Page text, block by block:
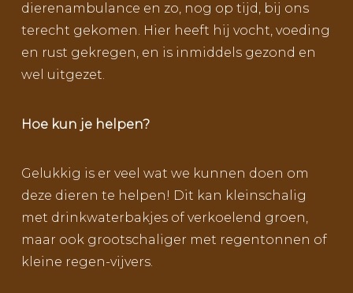
dierenambulance en zo, nog op tijd, bij ons
terecht gekomen. Hier heeft hij vocht, voeding
en rust gekregen, en is inmiddels gezond en
wel uitgezet.
Hoe kun je helpen?
Gelukkig is er veel wat we kunnen doen om
deze dieren te helpen! Dit kan kleinschalig
met drinkwaterbakjes of verkoelend groen,
maar ook grootschaliger met regentonnen of
kleine regen-vijvers.